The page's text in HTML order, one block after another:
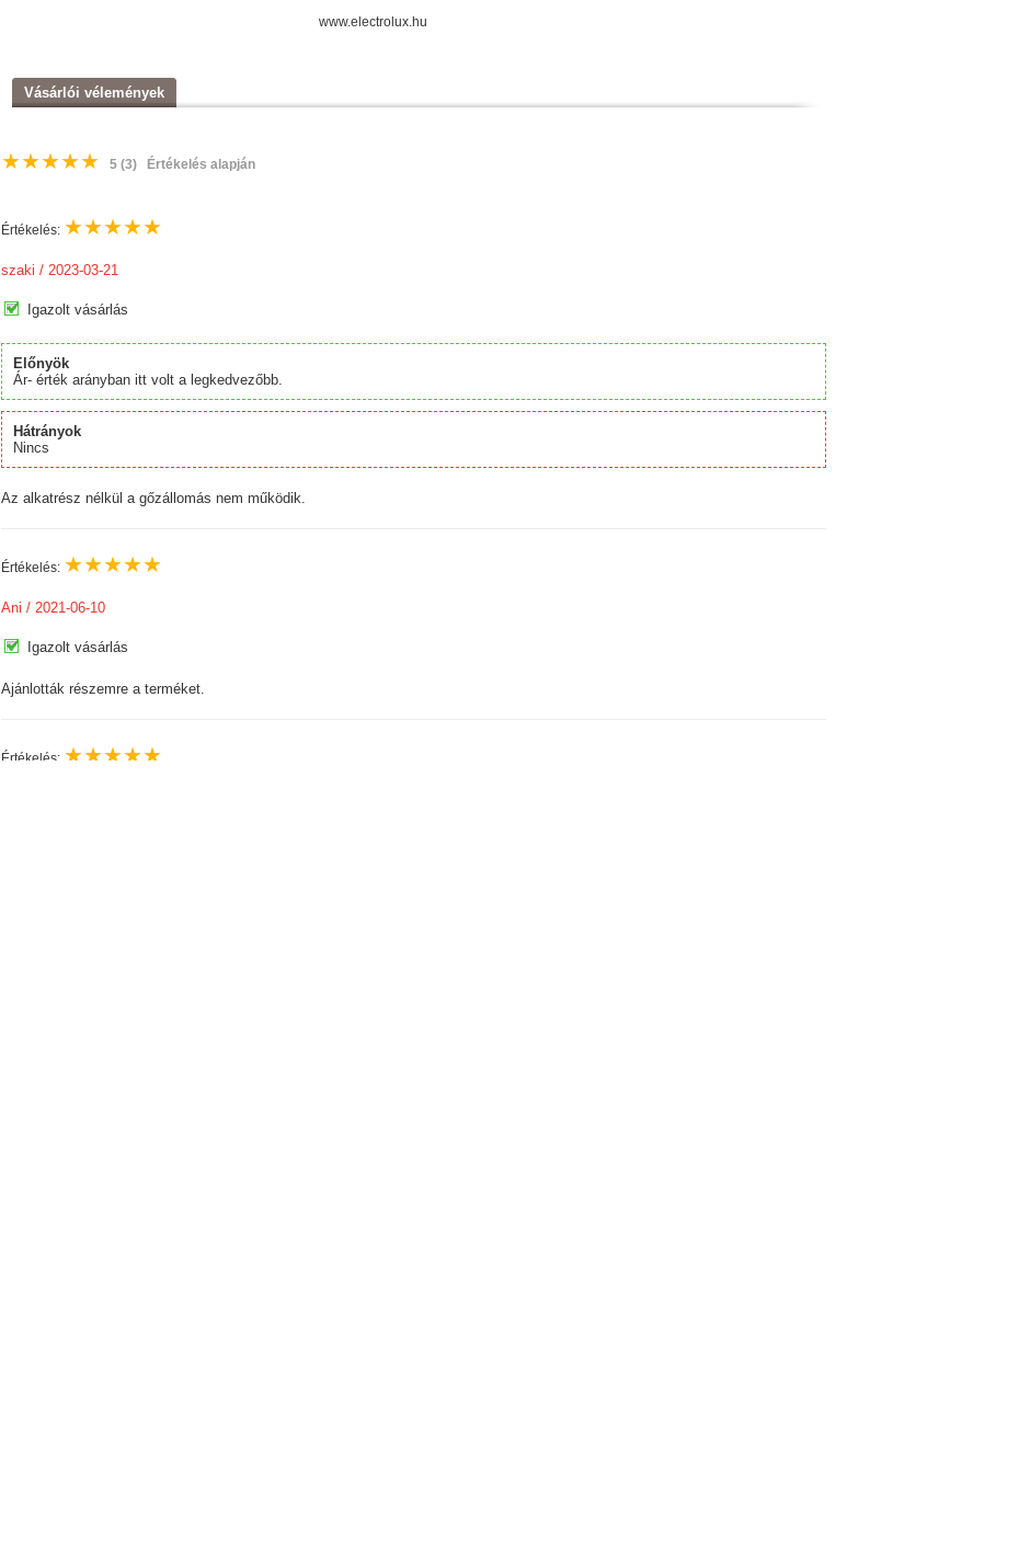
www.electrolux.hu
Vásárlói vélemények
★★★★★ 5 (3)Értékelés alapján
Értékelés: ★★★★★
szaki / 2023-03-21
Igazolt vásárlás
Előnyök
Ár- érték arányban itt volt a legkedvezőbb.
Hátrányok
Nincs
Az alkatrész nélkül a gőzállomás nem működik.
Értékelés: ★★★★★
Ani / 2021-06-10
Igazolt vásárlás
Ajánlották részemre a terméket.
Értékelés: ★★★★★